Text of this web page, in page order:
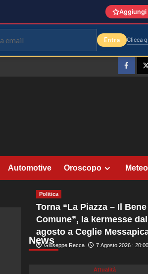
Automotive Oroscopo Meteo
News
Politica
Torna “La Piazza – Il Bene
Comune”, la kermesse
agosto a Ceglie
Giuseppe Recca 7 Agosto 2026 : 20:00
Attualità
Aggiungi
Entra Clicca